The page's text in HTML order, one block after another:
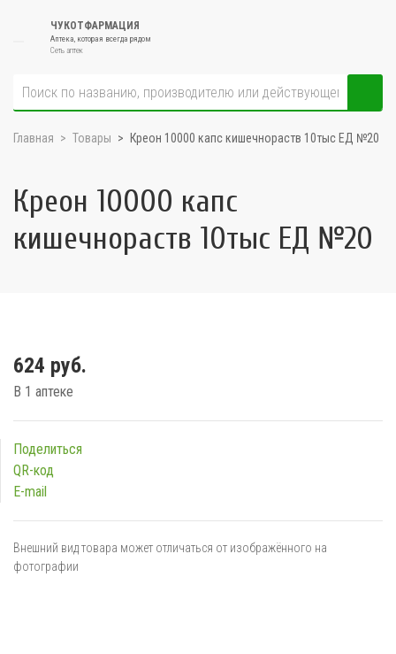
ЧУКОТФАРМАЦИЯ
Аптека, которая всегда рядом
Сеть аптек
Главная Товары Креон 10000 капс кишечнораств 10тыс ЕД №20
Креон 10000 капс
кишечнораств 10тыс ЕД №20
624 руб.
В 1 аптеке
Поделиться
QR-код
E-mail
Внешний вид товара может отличаться от изображённого на
фотографии